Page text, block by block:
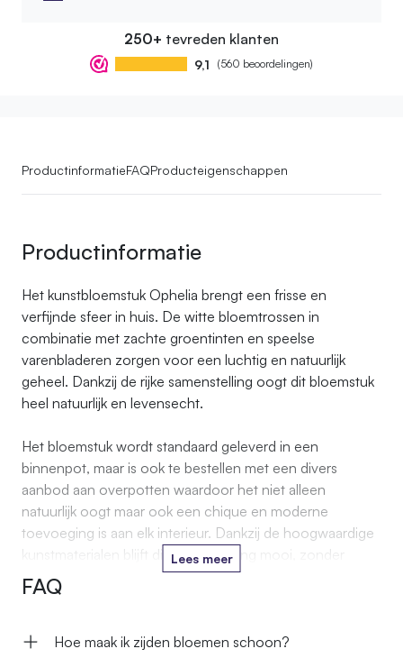
250+ tevreden klanten
9,1 (560 beoordelingen)
ProductinformatieFAQProducteigenschappen
Productinformatie
Het kunstbloemstuk Ophelia brengt een frisse en
verfijnde sfeer in huis. De witte bloemtrossen in
combinatie met zachte groentinten en speelse
varenbladeren zorgen voor een luchtig en natuurlijk
geheel. Dankzij de rijke samenstelling oogt dit bloemstuk
heel natuurlijk en levensecht.
Het bloemstuk wordt standaard geleverd in een
binnenpot, maar is ook te bestellen met een divers
aanbod aan overpotten waardoor het niet alleen
natuurlijk oogt maar ook een chique en moderne
toevoeging is aan elk interieur. Dankzij de hoogwaardige
kunstmaterialen blijft dit stuk jarenlang mooi, zonder
verzorging of water.
Lees meer
FAQ
Hoe maak ik zijden bloemen schoon?